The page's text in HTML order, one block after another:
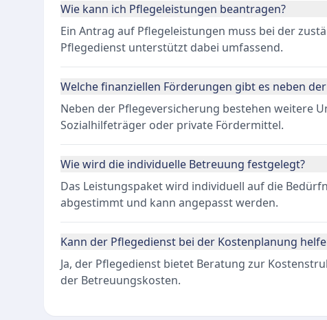
Wie kann ich Pflegeleistungen beantragen?
Ein Antrag auf Pflegeleistungen muss bei der
Pflegedienst unterstützt dabei umfassend.
Welche finanziellen Förderungen gibt es neben
Neben der Pflegeversicherung bestehen weitere
Sozialhilfeträger oder private Fördermittel.
Wie wird die individuelle Betreuung festgelegt?
Das Leistungspaket wird individuell auf die
abgestimmt und kann angepasst werden.
Kann der Pflegedienst bei der Kostenplanung
Ja, der Pflegedienst bietet Beratung zur
der Betreuungskosten.